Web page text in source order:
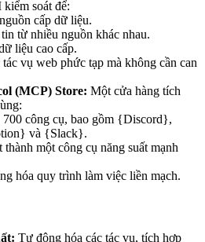
kiểm soát để:
cấp dữ liệu.
từ nhiều nguồn khác nhau.
liệu cao cấp.
vụ web phức tạp mà không cần can
(MCP) Store: Một cửa hàng tích
công cụ, bao gồm {Discord},
và {Slack}.
một công cụ năng suất mạnh
hóa quy trình làm việc liền mạch.
Tự động hóa các tác vụ, tích hợp